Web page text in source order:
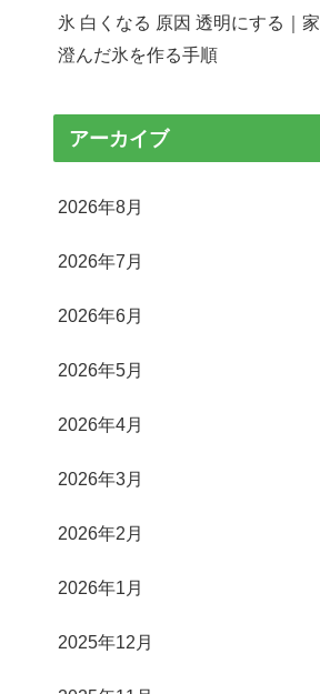
氷 白くなる 原因 透明にする｜
澄んだ氷を作る手順
アーカイブ
2026年8月
2026年7月
2026年6月
2026年5月
2026年4月
2026年3月
2026年2月
2026年1月
2025年12月